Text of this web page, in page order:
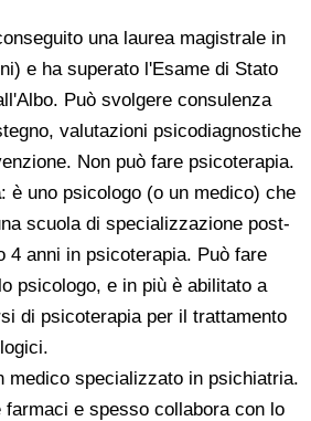
una laurea magistrale in
e ha superato l'Esame di Stato
Può svolgere consulenza
valutazioni psicodiagnostiche
Non può fare psicoterapia.
: è uno psicologo (o un medico) che
scuola di specializzazione post-
4 anni in psicoterapia. Può fare
psicologo, e in più è abilitato a
di psicoterapia per il trattamento
medico specializzato in psichiatria.
farmaci e spesso collabora con lo